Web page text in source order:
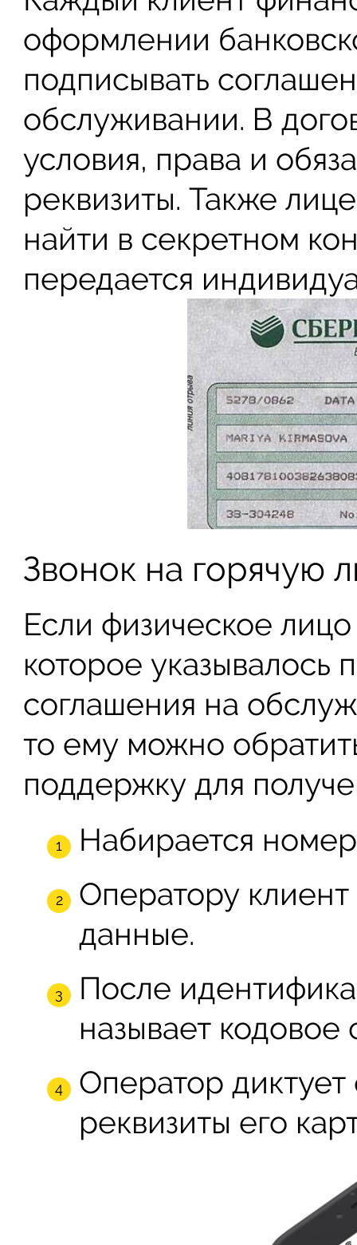
оформлении
подписывать
обслуживании. В
условия, права и
реквизиты. Также
найти в секретном
передается
Звонок на горячую
Если физическое
которое указывалось
соглашения на
то ему можно
поддержку для
Набирается
Оператору
данные.
После
называет кодовое
Оператор
реквизиты его